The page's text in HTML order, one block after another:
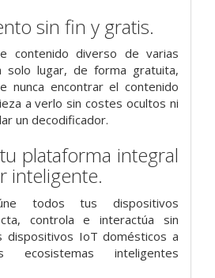
sin fin y gratis.
contenido diverso de varias
solo lugar, de forma gratuita,
nunca encontrar el contenido
a verlo sin costes ocultos ni
un decodificador.
plataforma integral
inteligente.
todos tus dispositivos
controla e interactúa sin
dispositivos IoT domésticos a
inteligentes